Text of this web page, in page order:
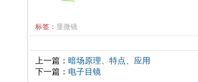
标签： 显微镜
上一篇： 暗场原理、特点、应用
下一篇： 电子目镜